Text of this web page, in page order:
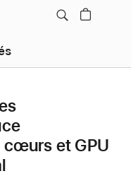
cœurs et GPU